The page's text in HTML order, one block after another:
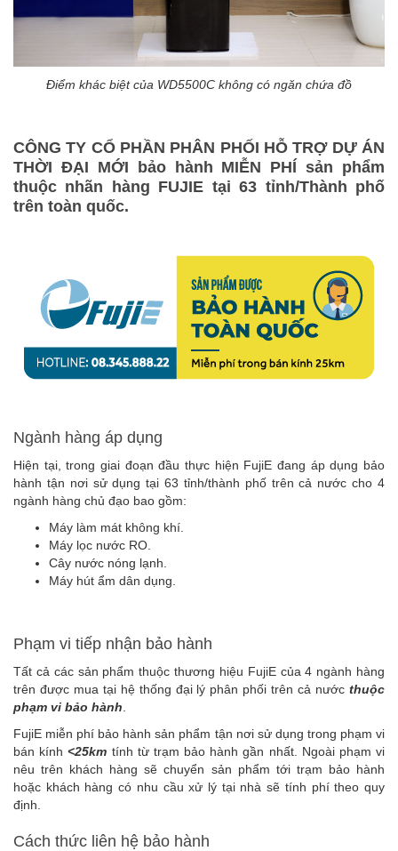
Điểm khác biệt của WD5500C không có ngăn chứa đồ
CÔNG TY CỔ PHẦN PHÂN PHỐI HỖ TRỢ DỰ ÁN
THỜI ĐẠI MỚI bảo hành MIỄN PHÍ sản phẩm
thuộc nhãn hàng FUJIE tại 63 tỉnh/Thành phố
trên toàn quốc.
Ngành hàng áp dụng
Hiện tại, trong giai đoạn đầu thực hiện FujiE đang áp dụng bảo
hành tận nơi sử dụng tại 63 tỉnh/thành phố trên cả nước cho 4
ngành hàng chủ đạo bao gồm:
Máy làm mát không khí.
Máy lọc nước RO.
Cây nước nóng lạnh.
Máy hút ẩm dân dụng.
Phạm vi tiếp nhận bảo hành
Tất cả các sản phẩm thuộc thương hiệu FujiE của 4 ngành hàng
trên được mua tại hệ thống đại lý phân phối trên cả nước thuộc
phạm vi bảo hành
FujiE miễn phí bảo hành sản phẩm tận nơi sử dụng trong phạm vi
bán kính<25km tính từ trạm bảo hành gần nhất. Ngoài phạm vi
nêu trên khách hàng sẽ chuyển sản phẩm tới trạm bảo hành
hoặc khách hàng có nhu cầu xử lý tại nhà sẽ tính phí theo quy
định.
Cách thức liên hệ bảo hành